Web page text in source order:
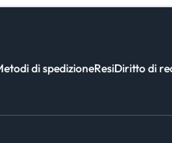
di spedizioneResiDiritto di